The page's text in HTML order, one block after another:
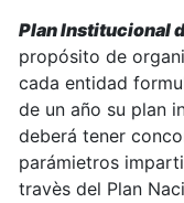
Plan Institucional
propósito de
cada entidad
de un año su plan
deberá tener
parámietros
travès del Plan